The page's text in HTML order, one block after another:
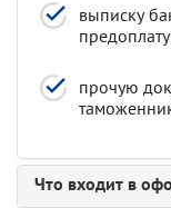
выписку
прочую
Что входит в